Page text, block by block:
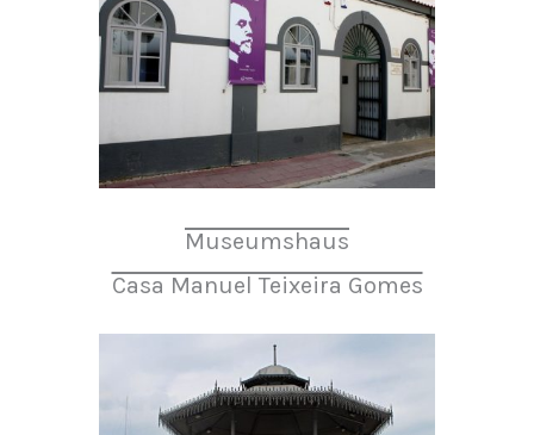
Museumshaus
Casa Manuel Teixeira Gomes